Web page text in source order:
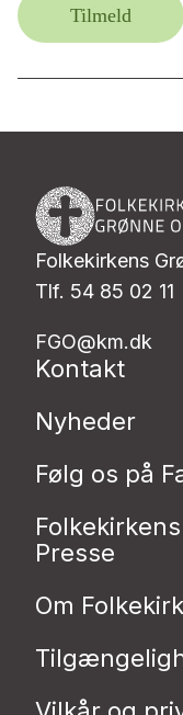
Tilmeld
Folkekirkens
Tlf. 54 85 02 11
FGO@km.dk
Kontakt
Nyheder
Følg os på
Presse
Om